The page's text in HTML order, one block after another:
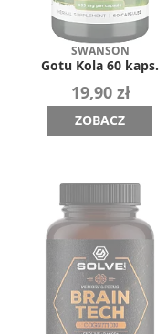
SWANSON
Gotu Kola 60 kaps.
19,90 zł
ZOBACZ